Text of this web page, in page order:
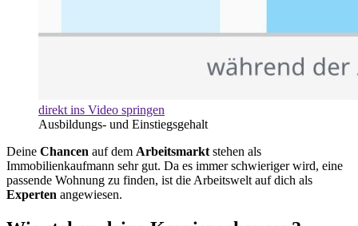
direkt ins Video springen
Ausbildungs- und Einstiegsgehalt
Deine Chancen auf dem Arbeitsmarkt stehen als
Immobilienkaufmann sehr gut. Da es immer schwieriger wird, eine
passende Wohnung zu finden, ist die Arbeitswelt auf dich als
Experten angewiesen.